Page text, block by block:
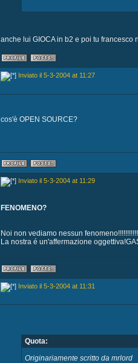
anche lui GIOCA in b2 e poi tu
Inviato il 5-3-2004 at 11:27
cos'è OPEN SOURCE?
Inviato il 5-3-2004 at 11:29
FENOMENO?
Noi non vediamo nessun
La nostra é un'affermazione
Inviato il 5-3-2004 at 11:31
Quota:
Originariamente scritto da mrlord